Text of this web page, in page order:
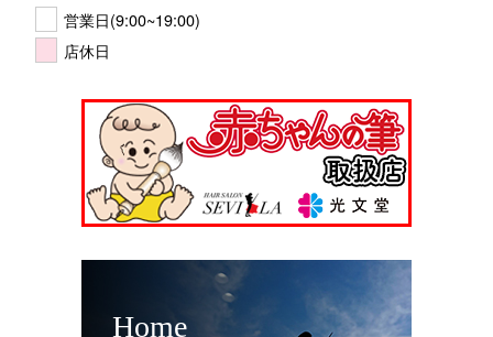
営業日(9:00~19:00)
店休日
Home